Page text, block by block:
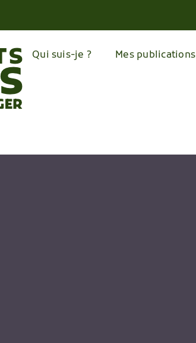
Qui suis-je ? Mes publications